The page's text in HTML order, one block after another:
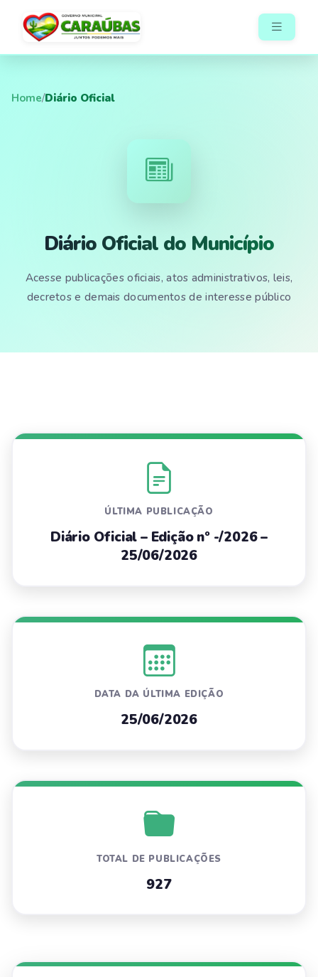
Home/Diário Oficial
Diário Oficial do Município
Acesse publicações oficiais, atos administrativos, leis,
decretos e demais documentos de interesse público
ÚLTIMA PUBLICAÇÃO
Diário Oficial – Edição nº -/2026 –
25/06/2026
DATA DA ÚLTIMA EDIÇÃO
25/06/2026
TOTAL DE PUBLICAÇÕES
927